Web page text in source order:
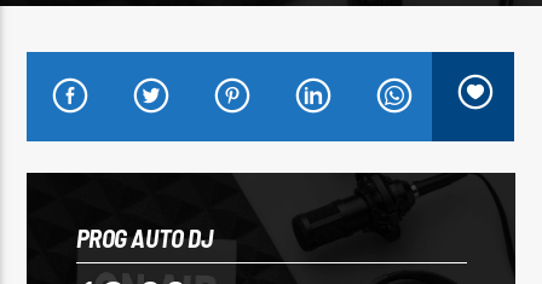
A TUA MÃO NA MINHA GAITA
MIKE DA GAITA;CLÁUDIA MARTINS
PROG AUTO DJ